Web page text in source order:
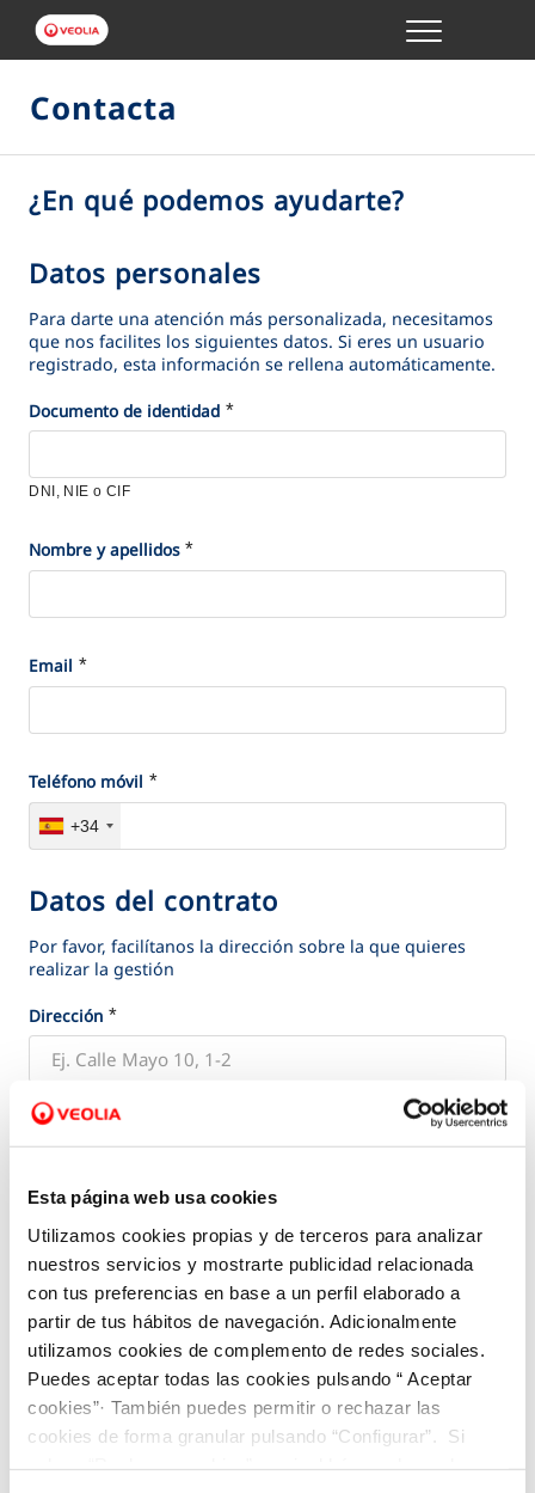
Esta página web usa cookies
Utilizamos cookies propias y de terceros para analizar
nuestros servicios y mostrarte publicidad relacionada
con tus preferencias en base a un perfil elaborado a
partir de tus hábitos de navegación. Adicionalmente
utilizamos cookies de complemento de redes sociales.
Puedes aceptar todas las cookies pulsando “ Aceptar
cookies”· También puedes permitir o rechazar las
cookies de forma granular pulsando “Configurar”. Si
Menu
VER TODAS LAS GESTIONES
TU SERVICIO
VER TODAS LAS GESTIONES
TU AGUA
VER TODAS LAS GESTIONES
CONÓCENOS
VER TODAS LAS GESTIONES
Contacta
S
l
c
c
o
a
l
o
t
i
d
e
c
n
t
a
c
t
¿En qué podemos ayudarte?
D
a
t
o
s
p
r
o
a
l
e
s
Datos personales
Para darte una atención más personalizada, necesitamos
que nos facilites los siguientes datos. Si eres un usuario
registrado, esta información se rellena automáticamente.
*
Documento de identidad *
DNI, NIE o CIF
*
Nombre y apellidos *
*
Email *
*
Teléfono móvil *
+34
D
a
t
s
e
l
c
o
n
t
r
a
t
o
Datos del contrato
Por favor, facilítanos la dirección sobre la que quieres
realizar la gestión
*
Dirección *
*Código postal
T
u
c
o
n
s
u
l
Tu consulta
Describe tu consulta con el máximo detalle posible. Si
conoces elnúmero de contratoo tienes algúnID
(identificador)
de trámite relacionado con la consulta,
inclúyelo también.
Consulta *